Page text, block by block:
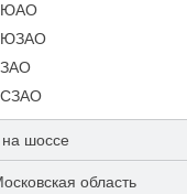
ЮАО
ЮЗАО
ЗАО
СЗАО
шоссе
область